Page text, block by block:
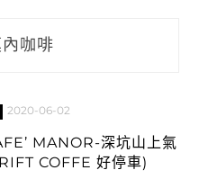
咖啡
2020-06-02
MANOR-深坑山上氣
COFFE 好停車)